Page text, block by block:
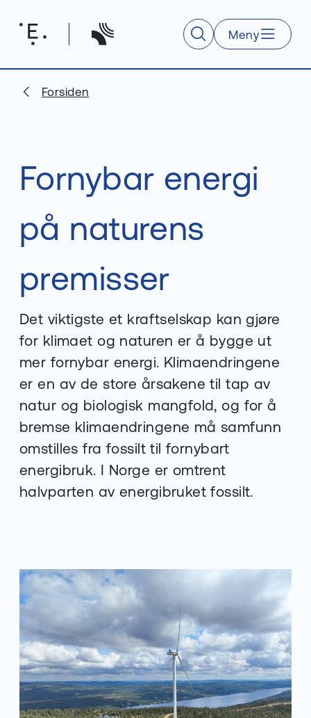
Søk
Meny
Forsiden
Fornybar energi
på naturens
premisser
Det viktigste et kraftselskap kan gjøre
for klimaet og naturen er å bygge ut
mer fornybar energi. Klimaendringene
er en av de store årsakene til tap av
natur og biologisk mangfold, og for å
bremse klimaendringene må samfunn
omstilles fra fossilt til fornybart
energibruk. I Norge er omtrent
halvparten av energibruket fossilt.